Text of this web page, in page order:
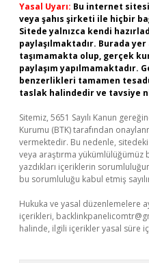
Yasal Uyarı: Bu internet
veya şahıs şirketi ile hiçbir
Sitede yalnızca kendi
paylaşılmaktadır. Burada
taşımamakta olup, gerçek
paylaşım yapılmamaktadır.
benzerlikleri tamamen
taslak halindedir ve tavsiye
Sitemiz, 5651 Sayılı Kanun
Kurumu (BTK) tarafından
vermektedir. Bu nedenle,
veya araştırma yükümlülüğümüz
yazdıkları içeriklerin
bu sorumluluğu kabul etmiş
Hukuka ve yasal düzenlemelere
içerikleri,
halinde, ilgili içerikler yasal süre